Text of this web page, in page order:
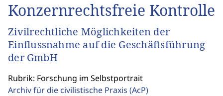
Konzernrechtsfreie Kontrolle
Zivilrechtliche Möglichkeiten der
Einflussnahme auf die Geschäftsführung
der GmbH
Rubrik: Forschung im Selbstportrait
Archiv für die civilistische Praxis (AcP)